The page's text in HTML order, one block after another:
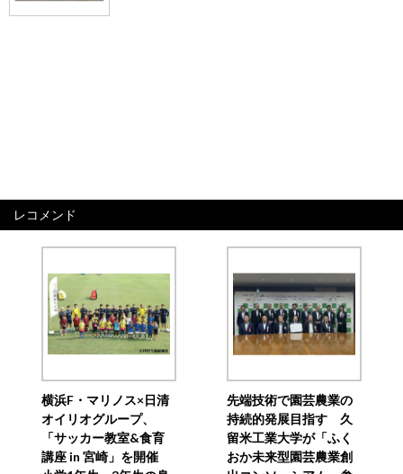
レコメンド
横浜F・マリノス×日清
オイリオグループ、
「サッカー教室&食育
講座 in 宮崎」を開催
先端技術で園芸農業の
持続的発展目指す 久
留米工業大学が「ふく
おか未来型園芸農業創